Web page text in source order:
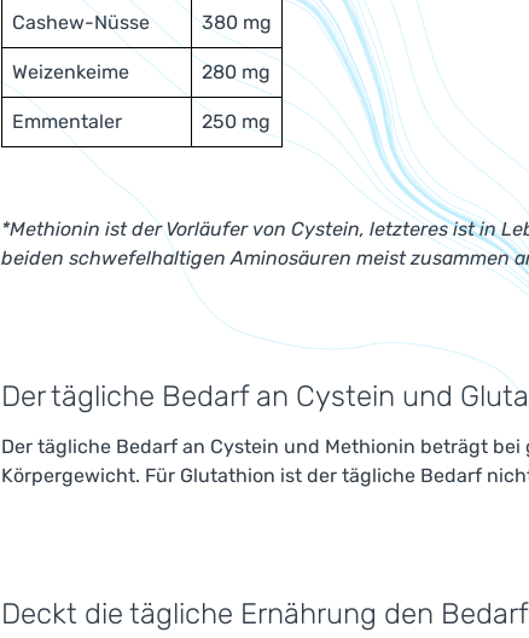
Cashew-Nüsse 380 mg
Weizenkeime 280 mg
Emmentaler 250 mg
*Methionin ist der Vorläufer von Cystein, letzteres ist in
beiden schwefelhaltigen Aminosäuren meist zusammen
Der tägliche Bedarf an Cystein und
Der tägliche Bedarf an Cystein und Methionin beträgt
Körpergewicht. Für Glutathion ist der tägliche Bedarf
Deckt die tägliche Ernährung den